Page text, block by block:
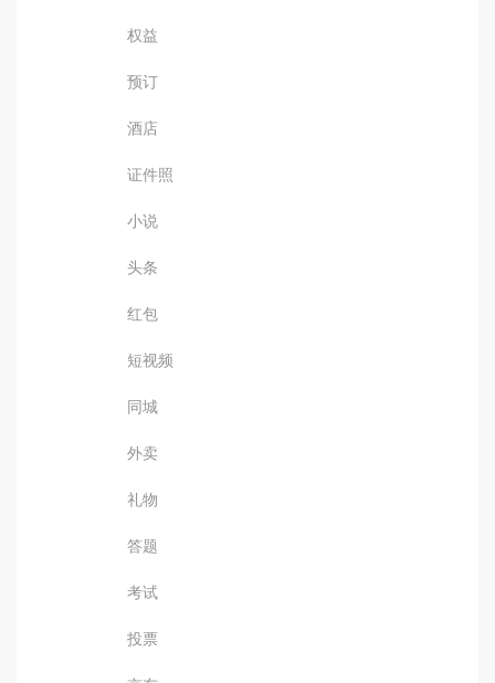
权益
预订
酒店
证件照
小说
头条
红包
短视频
同城
外卖
礼物
答题
考试
投票